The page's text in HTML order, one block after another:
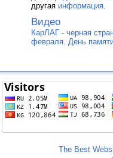
другая информация.
Видео
КарЛАГ - черная
февраля. День
The Best